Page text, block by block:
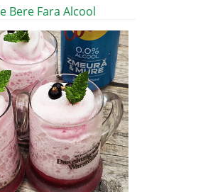
Bere Fara Alcool